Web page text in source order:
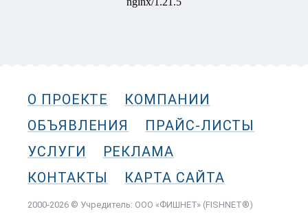
О ПРОЕКТЕ
КОМПАНИИ
ОБЪЯВЛЕНИЯ
ПРАЙС-ЛИСТЫ
УСЛУГИ
РЕКЛАМА
КОНТАКТЫ
КАРТА САЙТА
2000-2026 © Учредитель: ООО «ФИШНЕТ» (FISHNET®)